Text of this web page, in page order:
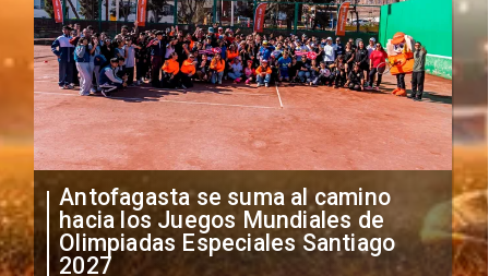
"Falta de profesionalismo": Sifup
anuncia medidas por situación
irregular de futbolistas
extranjeros